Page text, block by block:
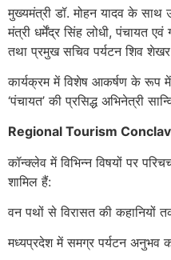
मुख्यमंत्री डॉ. मोहन यादव के साथ
मंत्री धर्मेंद्र सिंह लोधी, पंचायत एवं
तथा प्रमुख सचिव पर्यटन शिव
कार्यक्रम में विशेष आकर्षण के रूप
‘पंचायत’ की प्रसिद्ध अभिनेत्री
Regional Tourism Conclave
कॉन्क्लेव में विभिन्न विषयों पर
शामिल हैं:
वन पथों से विरासत की कहानियों
मध्यप्रदेश में समग्र पर्यटन अनुभव